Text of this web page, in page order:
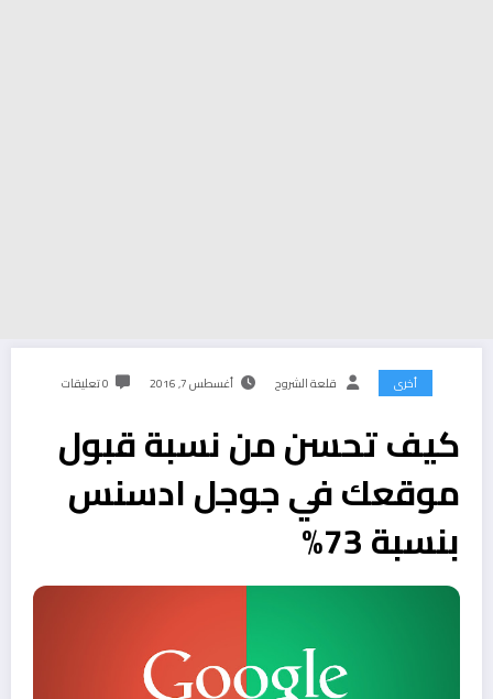
أخرى قلعة الشروح أغسطس 7, 2016 0 تعليقات
كيف تحسن من نسبة قبول
موقعك في جوجل ادسنس
بنسبة 73%